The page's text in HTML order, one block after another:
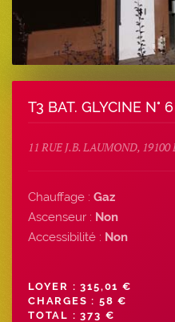
T3 BAT. GLYCINE N° 6
11 RUE J.B. LAUMOND,
Chauffage : Gaz
Ascenseur : Non
Accessibilité : Non
LOYER : 315,01 €
CHARGES : 58 €
TOTAL : 373 €